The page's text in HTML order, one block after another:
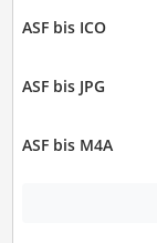
ASF bis ICO
ASF bis JPG
ASF bis M4A